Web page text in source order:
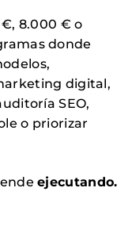
8.000 € o
donde
digital,
SEO,
o priorizar
ejecutando.